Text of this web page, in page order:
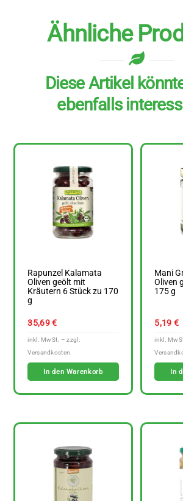
Ähnliche
Diese Artikel
ebenfalls
Rapunzel Kalamata
Oliven geölt mit
Kräutern 6 Stück zu 170
g
35,69€
In den Warenkorb
Mani
Oliven
175 g
5,19 €
In